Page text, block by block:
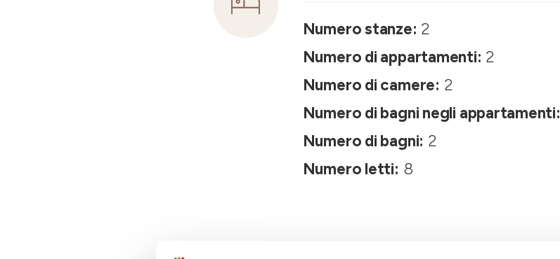
Numero stanze: 2
Numero di appartamenti: 2
Numero di camere: 2
Numero di bagni negli appartamenti:
Numero di bagni: 2
Numero letti: 8